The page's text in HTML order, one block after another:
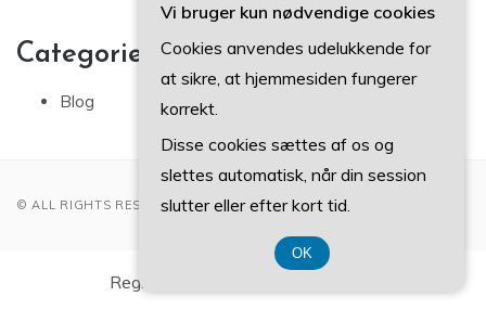
Categories
Blog
© ALL RIGHTS RESERVED 2022
Registreringsnummer 37 40 77 39
Vi bruger kun nødvendige cookies
Cookies anvendes udelukkende for
at sikre, at hjemmesiden fungerer
korrekt.
Disse cookies sættes af os og
slettes automatisk, når din session
slutter eller efter kort tid.
OK